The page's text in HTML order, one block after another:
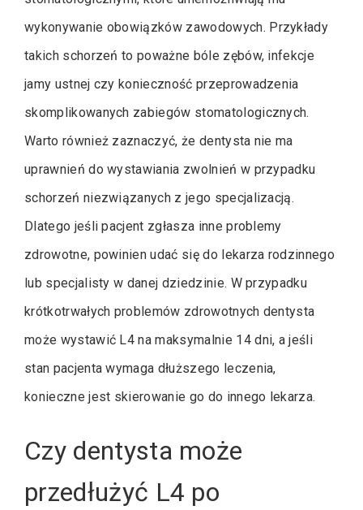
wykonywanie obowiązków zawodowych. Przykłady
takich schorzeń to poważne bóle zębów, infekcje
jamy ustnej czy konieczność przeprowadzenia
skomplikowanych zabiegów stomatologicznych.
Warto również zaznaczyć, że dentysta nie ma
uprawnień do wystawiania zwolnień w przypadku
schorzeń niezwiązanych z jego specjalizacją.
Dlatego jeśli pacjent zgłasza inne problemy
zdrowotne, powinien udać się do lekarza rodzinnego
lub specjalisty w danej dziedzinie. W przypadku
krótkotrwałych problemów zdrowotnych dentysta
może wystawić L4 na maksymalnie 14 dni, a jeśli
stan pacjenta wymaga dłuższego leczenia,
konieczne jest skierowanie go do innego lekarza.
Czy dentysta może
przedłużyć L4 po